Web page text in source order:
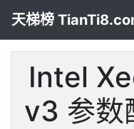
天梯榜
Intel
v3 参数